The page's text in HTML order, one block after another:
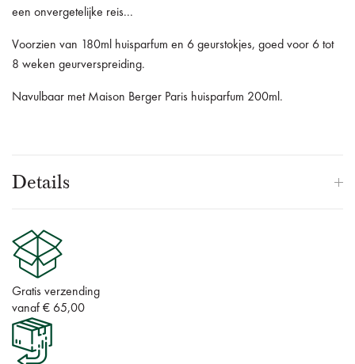
een onvergetelijke reis...
Voorzien van 180ml huisparfum en 6 geurstokjes, goed voor 6 tot
8 weken geurverspreiding.
Navulbaar met Maison Berger Paris huisparfum 200ml.
Details
Gratis verzending
vanaf € 65,00